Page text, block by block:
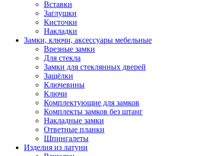
Вставки
Заглушки
Кисточки
Накладки
Замки, ключи, аксессуары мебельные
Врезные замки
Для стекла
Замки для стеклянных дверей
Защёлки
Ключевины
Ключи
Комплектующие для замков
Комплекты замков без штанг
Накладные замки
Ответные планки
Шпингалеты
Изделия из латуни